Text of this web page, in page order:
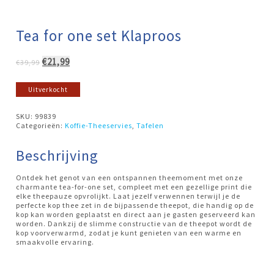
Tea for one set Klaproos
€39,99 Oorspronkelijke
was:
€39,99.
€21,99Huidige
is:
€21,99.
Uitverkocht
SKU: 99839
Categorieën:Koffie-Theeservies ,Tafelen
Beschrijving
Ontdek het genot van een ontspannen theemoment met onze
charmante tea-for-one set, compleet met een gezellige print die
elke theepauze opvrolijkt. Laat jezelf verwennen terwijl je de
perfecte kop thee zet in de bijpassende theepot, die handig op de
kop kan worden geplaatst en direct aan je gasten geserveerd kan
worden. Dankzij de slimme constructie van de theepot wordt de
kop voorverwarmd, zodat je kunt genieten van een warme en
smaakvolle ervaring.